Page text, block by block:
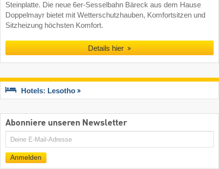
Steinplatte. Die neue 6er-Sesselbahn Bäreck aus dem Hause
Doppelmayr bietet mit Wetterschutzhauben, Komfortsitzen und
Sitzheizung höchsten Komfort.
Details hier
Hotels: Lesotho
Abonniere unseren Newsletter
E-
Anmelden